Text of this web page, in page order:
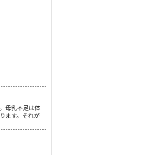
母乳不足は体
ます。それが